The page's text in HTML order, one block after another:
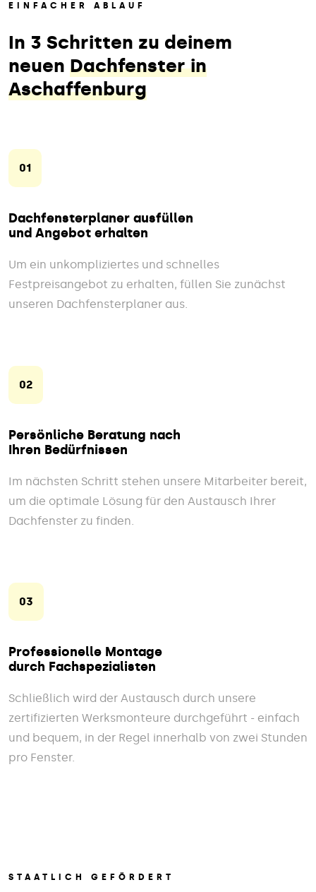
EINFACHER ABLAUF
In 3 Schritten zu deinem
neuen Dachfenster in
Aschaffenburg
01
Dachfensterplaner ausfüllen
und Angebot erhalten
Um ein unkompliziertes und schnelles
Festpreisangebot zu erhalten, füllen Sie zunächst
unseren Dachfensterplaner aus.
02
Persönliche Beratung nach
Ihren Bedürfnissen
Im nächsten Schritt stehen unsere Mitarbeiter bereit,
um die optimale Lösung für den Austausch Ihrer
Dachfenster zu finden.
03
Professionelle Montage
durch Fachspezialisten
Schließlich wird der Austausch durch unsere
zertifizierten Werksmonteure durchgeführt - einfach
und bequem, in der Regel innerhalb von zwei Stunden
pro Fenster.
STAATLICH GEFÖRDERT